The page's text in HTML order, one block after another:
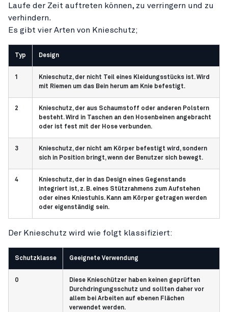
Laufe der Zeit auftreten können, zu verringern und zu
verhindern.
Es gibt vier Arten von Knieschutz;
Typ Design
1
Knieschutz, der nicht Teil eines Kleidungsstücks ist. Wird
mit Riemen um das Bein herum am Knie befestigt.
2
Knieschutz, der aus Schaumstoff oder anderen Polstern
besteht. Wird in Taschen an den Hosenbeinen angebracht
oder ist fest mit der Hose verbunden.
3
Knieschutz, der nicht am Körper befestigt wird, sondern
sich in Position bringt, wenn der Benutzer sich bewegt.
4
Knieschutz, der in das Design eines Gegenstands
integriert ist, z. B. eines Stützrahmens zum Aufstehen
oder eines Kniestuhls. Kann am Körper getragen werden
oder eigenständig sein.
Der Knieschutz wird wie folgt klassifiziert:
Schutzklasse Geeignete Verwendung
0
Diese Knieschützer haben keinen geprüften
Durchdringungsschutz und sollten daher vor
allem bei Arbeiten auf ebenen Flächen
verwendet werden.